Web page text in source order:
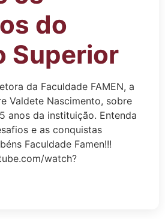
do
Superior
da Faculdade FAMEN, a
Valdete Nascimento, sobre
anos da instituição. Entenda
e as conquistas
Faculdade Famen!!!
watch?